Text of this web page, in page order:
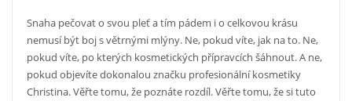
Snaha pečovat o svou pleť a tím pádem i o celkovou krásu
nemusí být boj s větrnými mlýny. Ne, pokud víte, jak na to. Ne,
pokud víte, po kterých kosmetických přípravcích šáhnout. A ne,
pokud objevíte dokonalou značku profesionální kosmetiky
Christina. Věřte tomu, že poznáte rozdíl. Věřte tomu, že si tuto